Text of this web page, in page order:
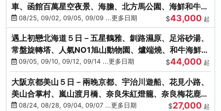
車、函館百萬星空夜景、海膽、北方馬公園、海鮮和牛螃
蟹吃到飽
08/25, 09/02, 09/05, 09/09 ...更多日期 $43,000 起
遇上初戀北海道５日－五星鶴雅、釧路濕原、足浴砂湯、
常盤旋轉塔、人氣NO1旭山動物園、爐端燒、和牛海鮮螃
蟹吃到飽
09/05, 09/10, 09/12, 09/14 ...更多日期 $44,000 起
大阪京都美山５日－兩晚京都、宇治川遊船、花見小路、
美山合掌村、嵐山渡月橋、奈良朱紅燈籠、奈良梅花鹿、
流水瀑布電扶梯
08/24, 08/28, 09/04, 09/07 ...更多日期 $27,000 起